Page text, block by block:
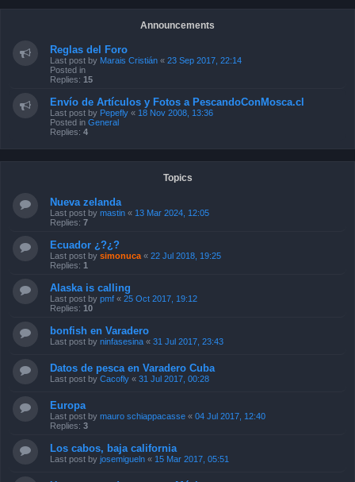
Announcements
Reglas del Foro
Last post by Marais Cristián « 23 Sep 2017, 22:14
Posted in
Replies: 15
Envío de Artículos y Fotos a PescandoConMosca.cl
Last post by Pepefly « 18 Nov 2008, 13:36
Posted in General
Replies: 4
Topics
Nueva zelanda
Last post by mastin « 13 Mar 2024, 12:05
Replies: 7
Ecuador ¿?¿?
Last post by simonuca « 22 Jul 2018, 19:25
Replies: 1
Alaska is calling
Last post by pmf « 25 Oct 2017, 19:12
Replies: 10
bonfish en Varadero
Last post by ninfasesina « 31 Jul 2017, 23:43
Datos de pesca en Varadero Cuba
Last post by Cacofly « 31 Jul 2017, 00:28
Europa
Last post by mauro schiappacasse « 04 Jul 2017, 12:40
Replies: 3
Los cabos, baja california
Last post by josemigueln « 15 Mar 2017, 05:51